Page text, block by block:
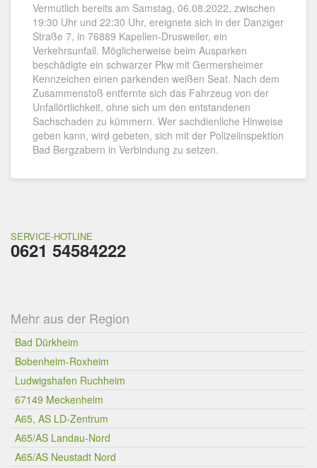
Vermutlich bereits am Samstag, 06.08.2022, zwischen
19:30 Uhr und 22:30 Uhr, ereignete sich in der Danziger
Straße 7, in 76889 Kapellen-Drusweiler, ein
Verkehrsunfall. Möglicherweise beim Ausparken
beschädigte ein schwarzer Pkw mit Germersheimer
Kennzeichen einen parkenden weißen Seat. Nach dem
Zusammenstoß entfernte sich das Fahrzeug von der
Unfallörtlichkeit, ohne sich um den entstandenen
Sachschaden zu kümmern. Wer sachdienliche Hinweise
geben kann, wird gebeten, sich mit der Polizeiinspektion
Bad Bergzabern in Verbindung zu setzen.
SERVICE-HOTLINE
0621 54584222
Mehr aus der Region
Bad Dürkheim
Bobenheim-Roxheim
Ludwigshafen Ruchheim
67149 Meckenheim
A65, AS LD-Zentrum
A65/AS Landau-Nord
A65/AS Neustadt Nord